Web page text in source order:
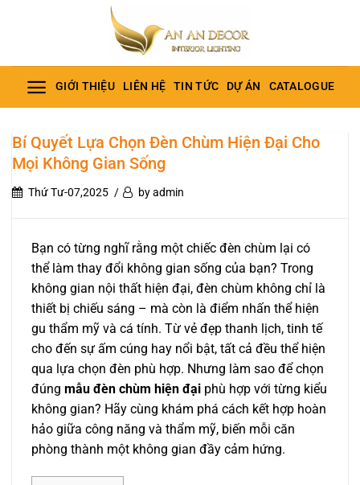
dung
GIỚI THIỆU LIÊN HỆ TIN TỨC DỰ ÁN CATALOGUE
Bí Quyết Lựa Chọn Đèn Chùm Hiện Đại Cho
Mọi Không Gian Sống
Thứ Tư-07,2025 by admin
Bạn có từng nghĩ rằng một chiếc đèn chùm lại có
thể làm thay đổi không gian sống của bạn? Trong
không gian nội thất hiện đại, đèn chùm không chỉ là
thiết bị chiếu sáng – mà còn là điểm nhấn thể hiện
gu thẩm mỹ và cá tính. Từ vẻ đẹp thanh lịch, tinh tế
cho đến sự ấm cúng hay nổi bật, tất cả đều thể hiện
qua lựa chọn đèn phù hợp. Nhưng làm sao để chọn
đúng mẫu đèn chùm hiện đại phù hợp với từng kiểu
không gian? Hãy cùng khám phá cách kết hợp hoàn
hảo giữa công năng và thẩm mỹ, biến mỗi căn
phòng thành một không gian đầy cảm hứng.